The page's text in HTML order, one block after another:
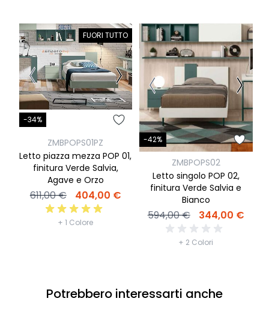
FUORI TUTTO
-34%
ZMBPOPS01PZ
Letto piazza mezza POP 01,
finitura Verde Salvia,
Agave e Orzo
611,00 € 404,00 €
+ 1 Colore
-42%
ZMBPOPS02
Letto singolo POP 02,
finitura Verde Salvia e
Bianco
594,00 € 344,00 €
+ 2 Colori
Potrebbero interessarti anche